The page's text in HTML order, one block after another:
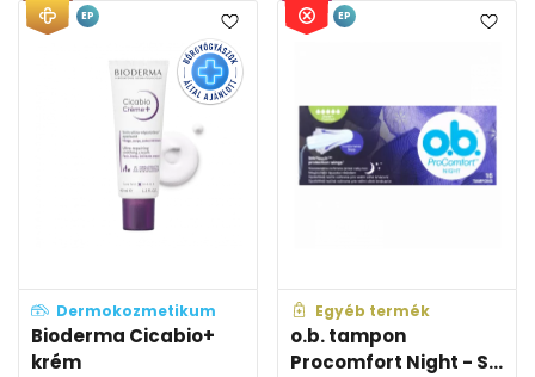
Dermokozmetikum
Bioderma Cicabio+
krém
EP
Egyéb termék
o.b. tampon
Procomfort Night - S...
EP